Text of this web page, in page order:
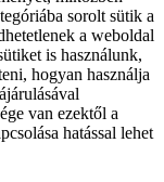
sorolt sütik a
a weboldal
is használunk,
hogyan használja
van ezektől a
hatással lehet